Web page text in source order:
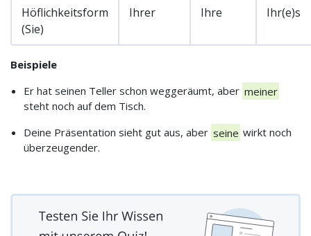
Höflichkeitsform
(Sie)
Ihrer Ihre Ihr(e)s
Beispiele
Er hat seinen Teller schon weggeräumt, aber meiner
steht noch auf dem Tisch.
Deine Präsentation sieht gut aus, aber seine wirkt noch
überzeugender.